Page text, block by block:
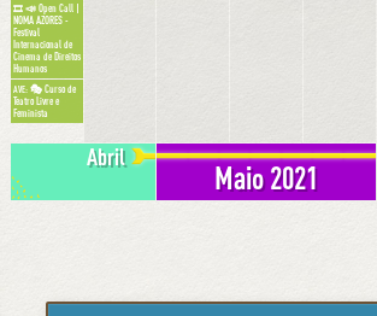
🎞📣 Open Call |
NOMA AZORES -
Festival
Internacional de
Cinema de Direitos
Humanos
AVE:🎭 Curso de
Teatro Livre e
Feminista
Abril
Maio 2021